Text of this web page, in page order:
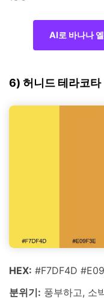
AI로 바나나
6) 허니드 테라코타
HEX: #F7DF4D
분위기: 풍부하고, 소